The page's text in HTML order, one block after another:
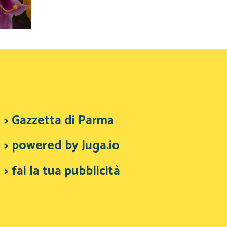
> Gazzetta di Parma
> powered by Juga.io
> fai la tua pubblicità